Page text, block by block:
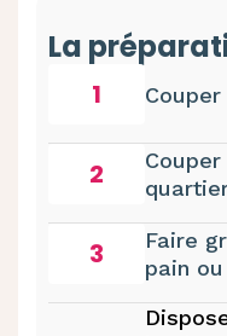
La
1
2
3
Faire
pain